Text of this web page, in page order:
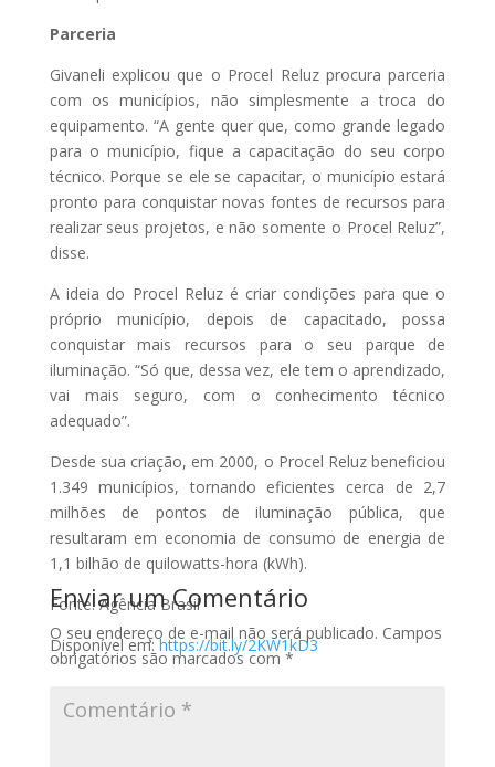
Parceria
Givaneli explicou que o Procel Reluz procura parceria
com os municípios, não simplesmente a troca do
equipamento. “A gente quer que, como grande legado
para o município, fique a capacitação do seu corpo
técnico. Porque se ele se capacitar, o município estará
pronto para conquistar novas fontes de recursos para
realizar seus projetos, e não somente o Procel Reluz”,
disse.
A ideia do Procel Reluz é criar condições para que o
próprio município, depois de capacitado, possa
conquistar mais recursos para o seu parque de
iluminação. “Só que, dessa vez, ele tem o aprendizado,
vai mais seguro, com o conhecimento técnico
adequado”.
Desde sua criação, em 2000, o Procel Reluz beneficiou
1.349 municípios, tornando eficientes cerca de 2,7
milhões de pontos de iluminação pública, que
resultaram em economia de consumo de energia de
1,1 bilhão de quilowatts-hora (kWh).
Fonte: Agência Brasil
Disponível em:https://bit.ly/2KW1kD3
Enviar um Comentário
O seu endereço de e-mail não será publicado. Campos
obrigatórios são marcados com*